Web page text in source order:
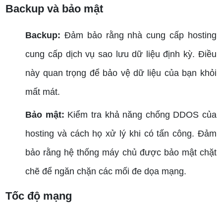
Backup và bảo mật
Backup: Đảm bảo rằng nhà cung cấp hosting
cung cấp dịch vụ sao lưu dữ liệu định kỳ. Điều
này quan trọng để bảo vệ dữ liệu của bạn khỏi
mất mát.
Bảo mật: Kiểm tra khả năng chống DDOS của
hosting và cách họ xử lý khi có tấn công. Đảm
bảo rằng hệ thống máy chủ được bảo mật chặt
chẽ để ngăn chặn các mối đe dọa mạng.
Tốc độ mạng